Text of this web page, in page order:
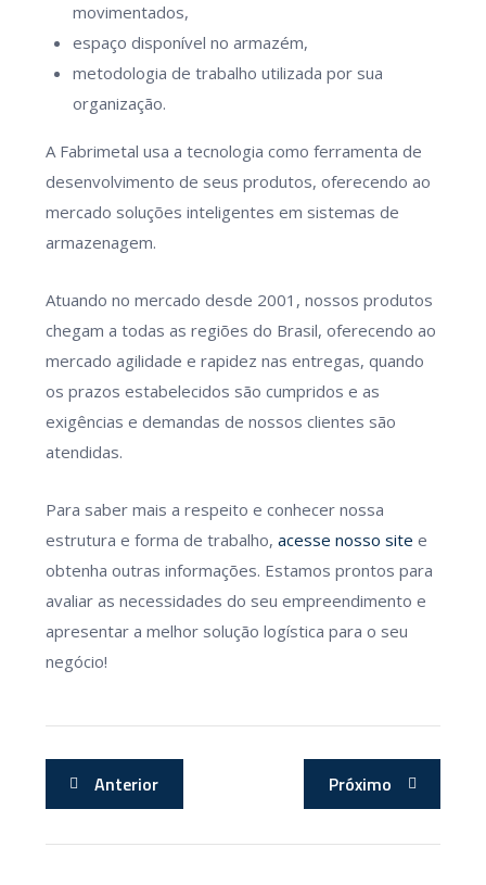
movimentados,
espaço disponível no armazém,
metodologia de trabalho utilizada por sua
organização.
A Fabrimetal usa a tecnologia como ferramenta de
desenvolvimento de seus produtos, oferecendo ao
mercado soluções inteligentes em sistemas de
armazenagem.
Atuando no mercado desde 2001, nossos produtos
chegam a todas as regiões do Brasil, oferecendo ao
mercado agilidade e rapidez nas entregas, quando
os prazos estabelecidos são cumpridos e as
exigências e demandas de nossos clientes são
atendidas.
Para saber mais a respeito e conhecer nossa
estrutura e forma de trabalho, acesse nosso site e
obtenha outras informações. Estamos prontos para
avaliar as necessidades do seu empreendimento e
apresentar a melhor solução logística para o seu
negócio!
Anterior Próximo